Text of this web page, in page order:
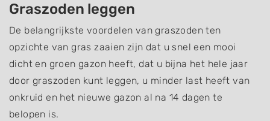
Graszoden leggen
De belangrijkste voordelen van graszoden ten
opzichte van gras zaaien zijn dat u snel een mooi
dicht en groen gazon heeft, dat u bijna het hele jaar
door graszoden kunt leggen, u minder last heeft van
onkruid en het nieuwe gazon al na 14 dagen te
belopen is.